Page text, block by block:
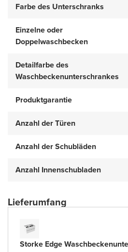
Farbe des Unterschranks
Einzelne oder
Doppelwaschbecken
Detailfarbe des
Waschbeckenunterschrankes
Produktgarantie
Anzahl der Türen
Anzahl der Schubläden
Anzahl Innenschubladen
Lieferumfang
Storke Edge